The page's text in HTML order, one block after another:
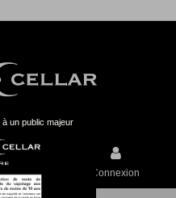
un public majeur
Connexion